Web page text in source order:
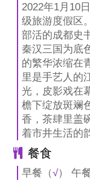
2022年1月10
级旅游度假区
部活的成都史
秦汉三国为底
的繁华浓缩在
里是手艺人的
光，皮影戏在
檐下绽放斑斓
香，茶肆里盖
着市井生活的
餐食
早餐（√） 午